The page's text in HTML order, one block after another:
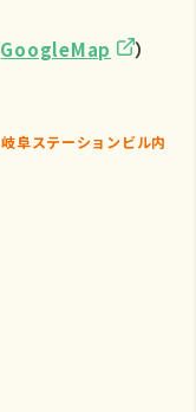
GoogleMap
）
岐阜ステーションビル内